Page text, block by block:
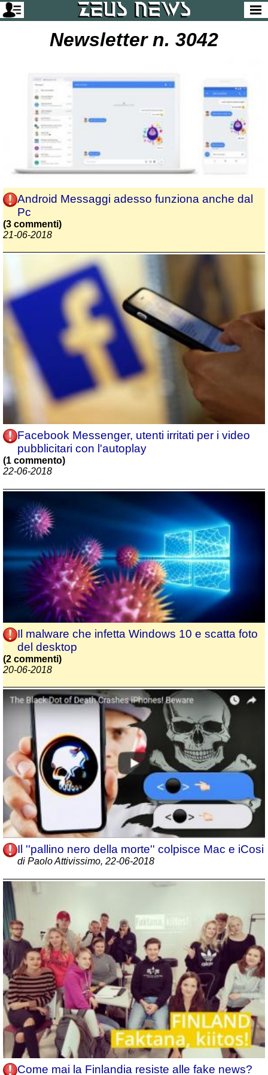
Newsletter n. 3042
Android Messaggi adesso funziona anche dal
Pc
(3 commenti)
21-06-2018
Facebook Messenger, utenti irritati per i video
pubblicitari con l'autoplay
(1 commento)
22-06-2018
Il malware che infetta Windows 10 e scatta foto
del desktop
(2 commenti)
20-06-2018
Il ''pallino nero della morte'' colpisce Mac e iCosi
di Paolo Attivissimo, 22-06-2018
Come mai la Finlandia resiste alle fake news?